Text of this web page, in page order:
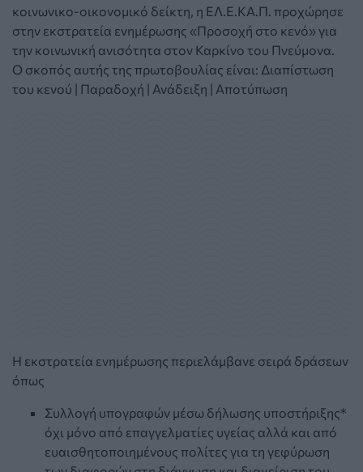
κοινωνικο-οικονοµικό δείκτη, η ΕΛ.Ε.ΚΑ.Π. προχώρησε
στην εκστρατεία ενηµέρωσης «Προσοχή στο κενό» για
την κοινωνική ανισότητα στον Καρκίνο του Πνεύµονα.
Ο σκοπός αυτής της πρωτοβουλίας είναι: Διαπίστωση
του κενού | Παραδοχή | Ανάδειξη | Αποτύπωση
Η εκστρατεία ενηµέρωσης περιελάµβανε σειρά δράσεων
όπως
Συλλογή υπογραφών µέσω δήλωσης υποστήριξης*
όχι µόνο από επαγγελµατίες υγείας αλλά και από
ευαισθητοποιηµένους πολίτες για τη γεφύρωση